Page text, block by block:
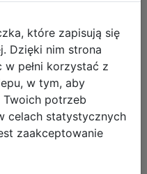
które zapisują się
Dzięki nim strona
w pełni korzystać z
w tym, aby
potrzeb
celach statystycznych
zaakceptowanie